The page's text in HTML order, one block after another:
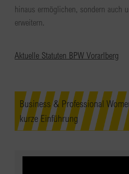
hinaus ermöglichen, sondern auch
erweitern.
Aktuelle Statuten BPW Vorarlberg
Business & Professional
kurze Einführung